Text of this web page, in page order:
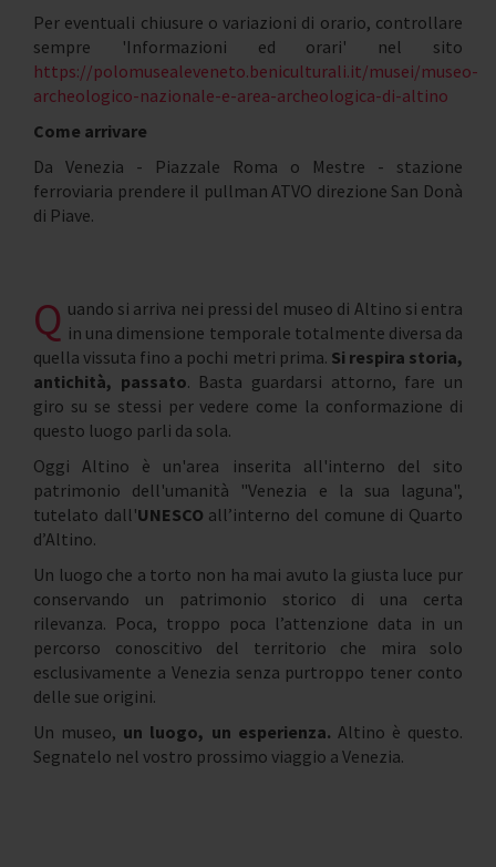
Per eventuali chiusure o variazioni di orario, controllare
sempre 'Informazioni ed orari' nel sito
https://polomusealeveneto.beniculturali.it/musei/museo-
archeologico-nazionale-e-area-archeologica-di-altino
Come arrivare
Da Venezia - Piazzale Roma o Mestre - stazione
ferroviaria prendere il pullman ATVO direzione San Donà
di Piave.
Q uando si arriva nei pressi del museo di Altino si entra
in una dimensione temporale totalmente diversa da
quella vissuta fino a pochi metri prima. Si respira storia,
antichità, passato. Basta guardarsi attorno, fare un
giro su se stessi per vedere come la conformazione di
questo luogo parli da sola.
Oggi Altino è un'area inserita all'interno del sito
patrimonio dell'umanità "Venezia e la sua laguna",
tutelato dall'UNESCO all’interno del comune di Quarto
d’Altino.
Un luogo che a torto non ha mai avuto la giusta luce pur
conservando un patrimonio storico di una certa
rilevanza. Poca, troppo poca l’attenzione data in un
percorso conoscitivo del territorio che mira solo
esclusivamente a Venezia senza purtroppo tener conto
delle sue origini.
Un museo, un luogo, un esperienza. Altino è questo.
Segnatelo nel vostro prossimo viaggio a Venezia.